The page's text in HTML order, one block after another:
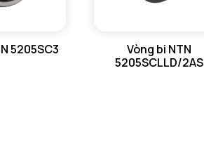
5205SC3
Vòng bi NTN
5205SCLLD/2AS